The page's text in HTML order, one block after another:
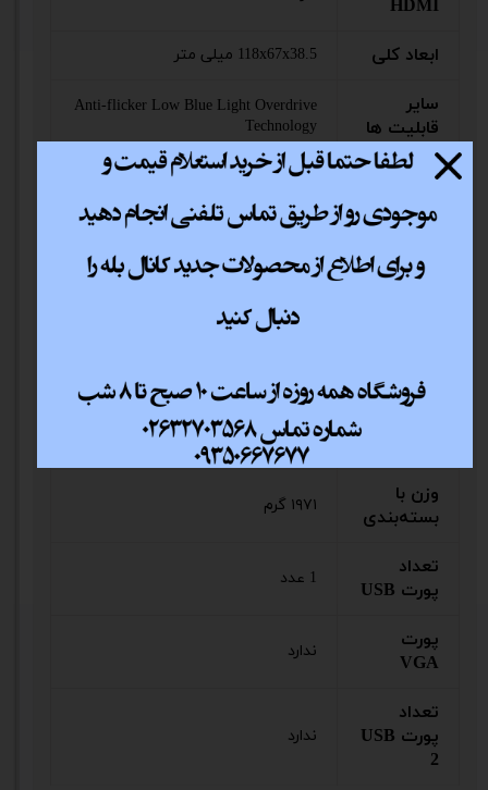
HDMI
ابعاد کلی 118x67x38.5 میلی‌ متر
سایر
قابلیت ها
Anti-flicker Low Blue Light Overdrive
Technology
پورتVGA ندارد
نوع صفحه
نمایش
دارد
ندارد
وزن با
بسته‌بندی
۱۹۷۱ گرم
تعداد
پورت USB
1 عدد
پورت
VGA
ندارد
تعداد
پورت USB
2
ندارد